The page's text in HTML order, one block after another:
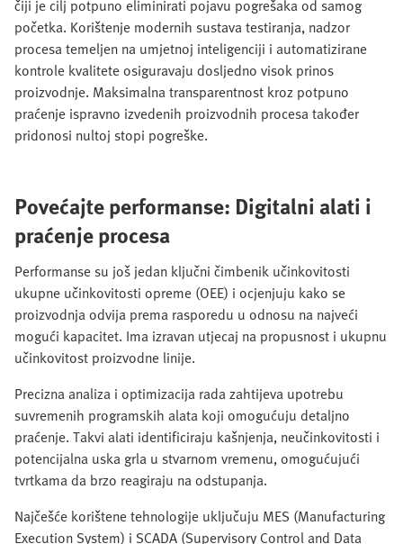
čiji je cilj potpuno eliminirati pojavu pogrešaka od samog
početka. Korištenje modernih sustava testiranja, nadzor
procesa temeljen na umjetnoj inteligenciji i automatizirane
kontrole kvalitete osiguravaju dosljedno visok prinos
proizvodnje. Maksimalna transparentnost kroz potpuno
praćenje ispravno izvedenih proizvodnih procesa također
pridonosi nultoj stopi pogreške.
Povećajte performanse: Digitalni alati i
praćenje procesa
Performanse su još jedan ključni čimbenik učinkovitosti
ukupne učinkovitosti opreme (OEE) i ocjenjuju kako se
proizvodnja odvija prema rasporedu u odnosu na najveći
mogući kapacitet. Ima izravan utjecaj na propusnost i ukupnu
učinkovitost proizvodne linije.
Precizna analiza i optimizacija rada zahtijeva upotrebu
suvremenih programskih alata koji omogućuju detaljno
praćenje. Takvi alati identificiraju kašnjenja, neučinkovitosti i
potencijalna uska grla u stvarnom vremenu, omogućujući
tvrtkama da brzo reagiraju na odstupanja.
Najčešće korištene tehnologije uključuju MES (Manufacturing
Execution System) i SCADA (Supervisory Control and Data